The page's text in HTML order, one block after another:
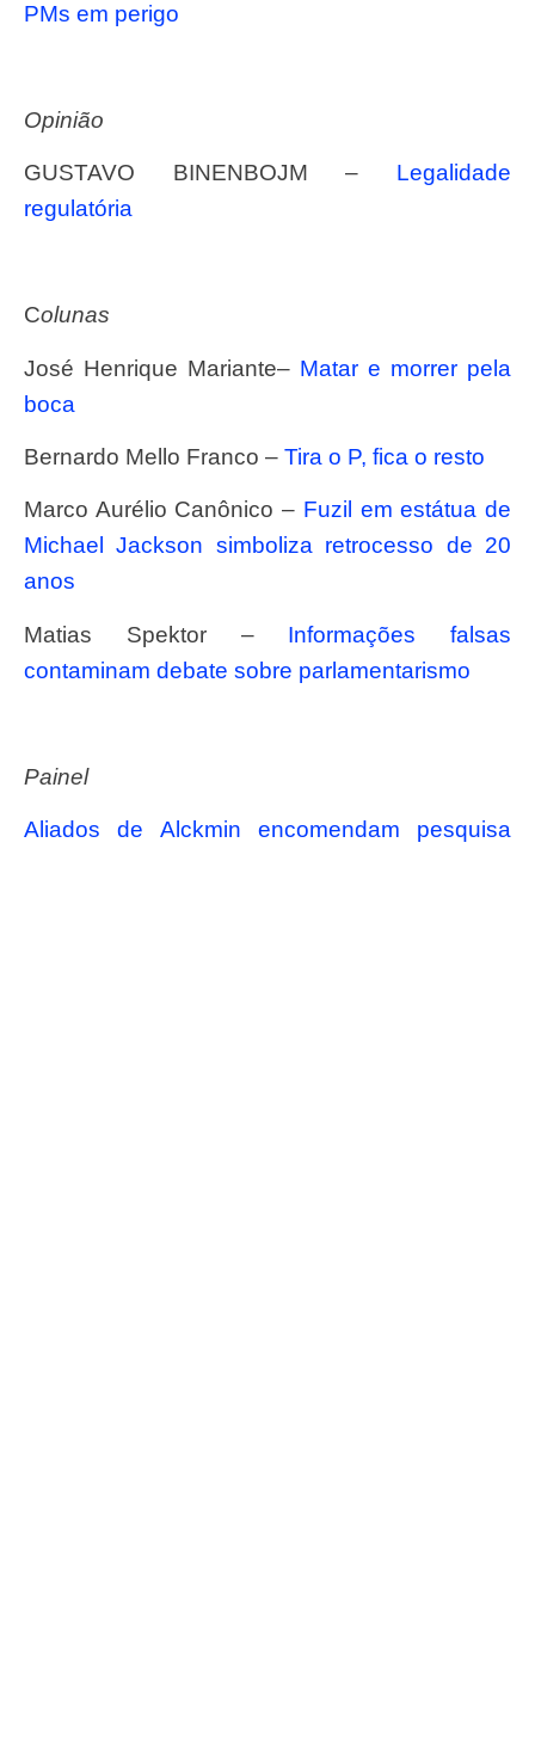
PMs em perigo
Opinião
GUSTAVO BINENBOJM – Legalidade
regulatória
Colunas
José Henrique Mariante– Matar e morrer pela
boca
Bernardo Mello Franco – Tira o P, fica o resto
Marco Aurélio Canônico – Fuzil em estátua de
Michael Jackson simboliza retrocesso de 20
anos
Matias Spektor – Informações falsas
contaminam debate sobre parlamentarismo
Painel
Aliados de Alckmin encomendam pesquisa